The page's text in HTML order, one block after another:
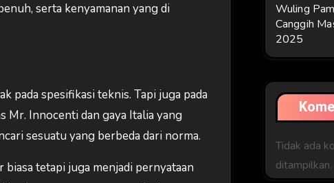
serta kenyamanan yang di
pada spesifikasi teknis. Tapi juga pada
Mr. Innocenti dan gaya Italia yang
sesuatu yang berbeda dari norma.
tetapi juga menjadi pernyataan
Wuling
Canggih
2025
Tidak ada
ditampilkan.